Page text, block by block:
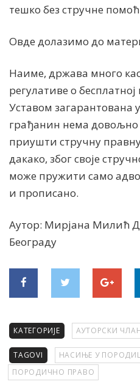
тешко без стручне
Овде долазимо до
Наиме, држава много
регулативе о
Уставом загарантована
грађанин нема довољно
приушти стручну
дакако, због своје
може пружити само
и прописано.
Аутор: Мирјана Милић
Београду
КАТЕГОРИЈЕ АУТОРСКИ
TAGOVI НАСИЊЕ У
ПОРОДИЧНО ПРАВО